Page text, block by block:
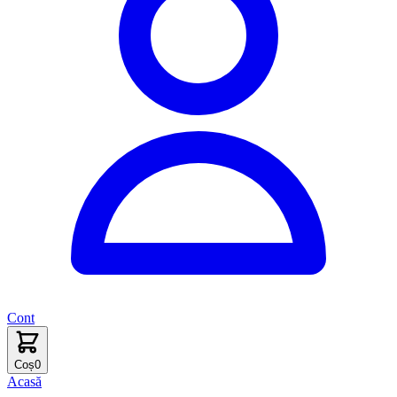
Cont
Coș0
Acasă